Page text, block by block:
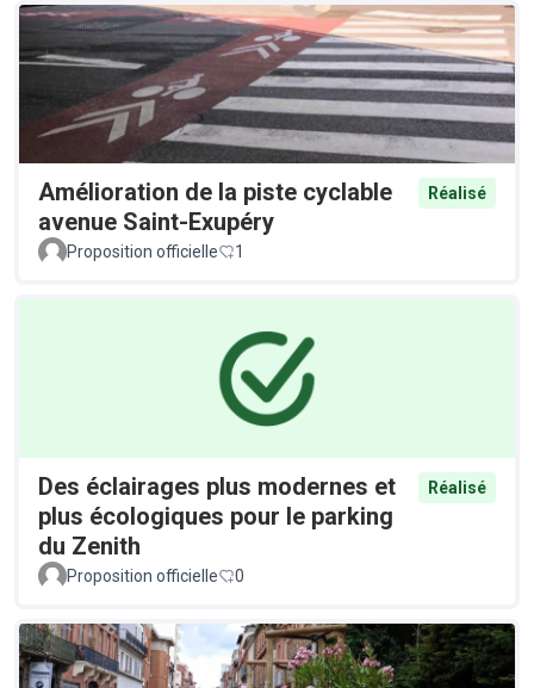
Amélioration de la piste cyclable
avenue Saint-Exupéry
Réalisé
Proposition officielle 1
Des éclairages plus modernes et
plus écologiques pour le parking
du Zenith
Réalisé
Proposition officielle 0